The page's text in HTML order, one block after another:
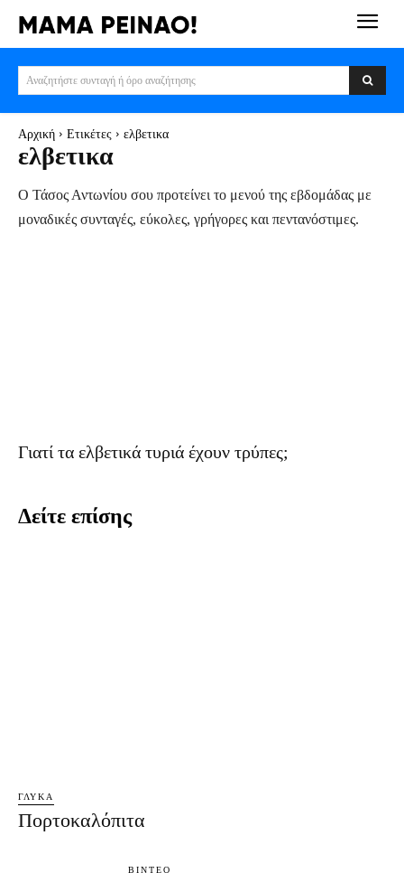
Αναζητήστε συνταγή ή όρο αναζήτησης
Αρχική Ετικέτες ελβετικα
ελβετικα
Ο Τάσος Αντωνίου σου προτείνει το μενού της εβδομάδας με
μοναδικές συνταγές, εύκολες, γρήγορες και πεντανόστιμες.
Γιατί τα ελβετικά τυριά έχουν τρύπες;
Δείτε επίσης
ΓΛΥΚΆ
Πορτοκαλόπιτα
ΒΊΝΤΕΟ